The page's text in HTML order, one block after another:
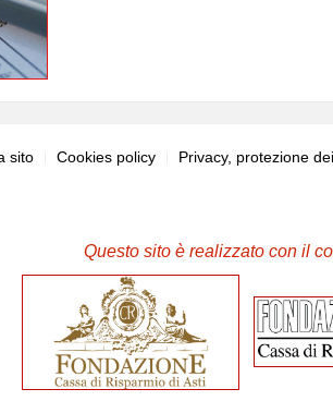
sito Cookies policy Privacy, protezione
Questo sito è realizzato con il